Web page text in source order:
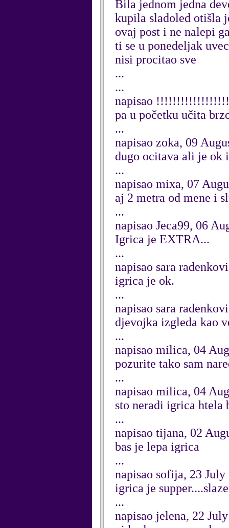
Bila jednom jedna
kupila sladoled otišla
ovaj post i ne nalepi
ti se u ponedeljak
nisi procitao sve
...
...
napisao
pa u početku učita
...
napisao zoka, 09
dugo ocitava ali je ok
...
napisao mixa, 07
aj 2 metra od mene i
...
napisao Jeca99, 06
Igrica je EXTRA...
...
napisao sara
igrica je ok.
...
napisao sara
djevojka izgleda kao
...
napisao milica, 04
pozurite tako sam
...
napisao milica, 04
sto neradi igrica htela
...
napisao tijana, 02
bas je lepa igrica
...
napisao sofija, 23 July
igrica je
...
napisao jelena, 22